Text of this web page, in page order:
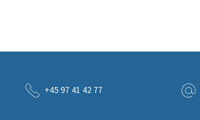
+45 97 41 42 77